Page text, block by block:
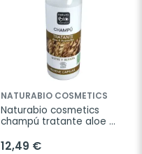
NATURABIO COSMETICS
Naturabio cosmetics
champú tratante aloe
12,49 €